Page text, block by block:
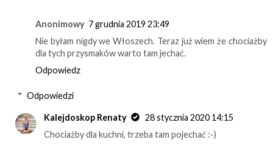
Anonimowy 7 grudnia 2019 23:49
Nie byłam nigdy we Włoszech. Teraz już wiem że chociażby
dla tych przysmaków warto tam jechać.
Odpowiedz
Odpowiedzi
Kalejdoskop Renaty
28 stycznia 2020 14:15
Chociażby dla kuchni, trzeba tam pojechać :-)